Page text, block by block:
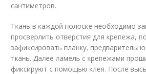
сантиметров.
Ткань в каждой полоске необходимо
просверлить отверстия для крепежа,
зафиксировать планку,
ткань. Далее ламель с крепежами
фиксируют с помощью клея. После